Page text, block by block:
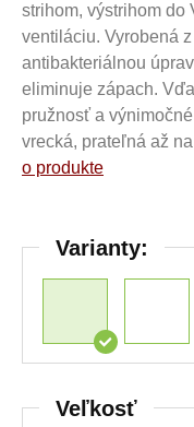
strihom, výstrihom do
ventiláciu. Vyrobená
antibakteriálnou
eliminuje zápach.
pružnosť a
vrecká, prateľná až
o produkte
Varianty:
Veľkosť